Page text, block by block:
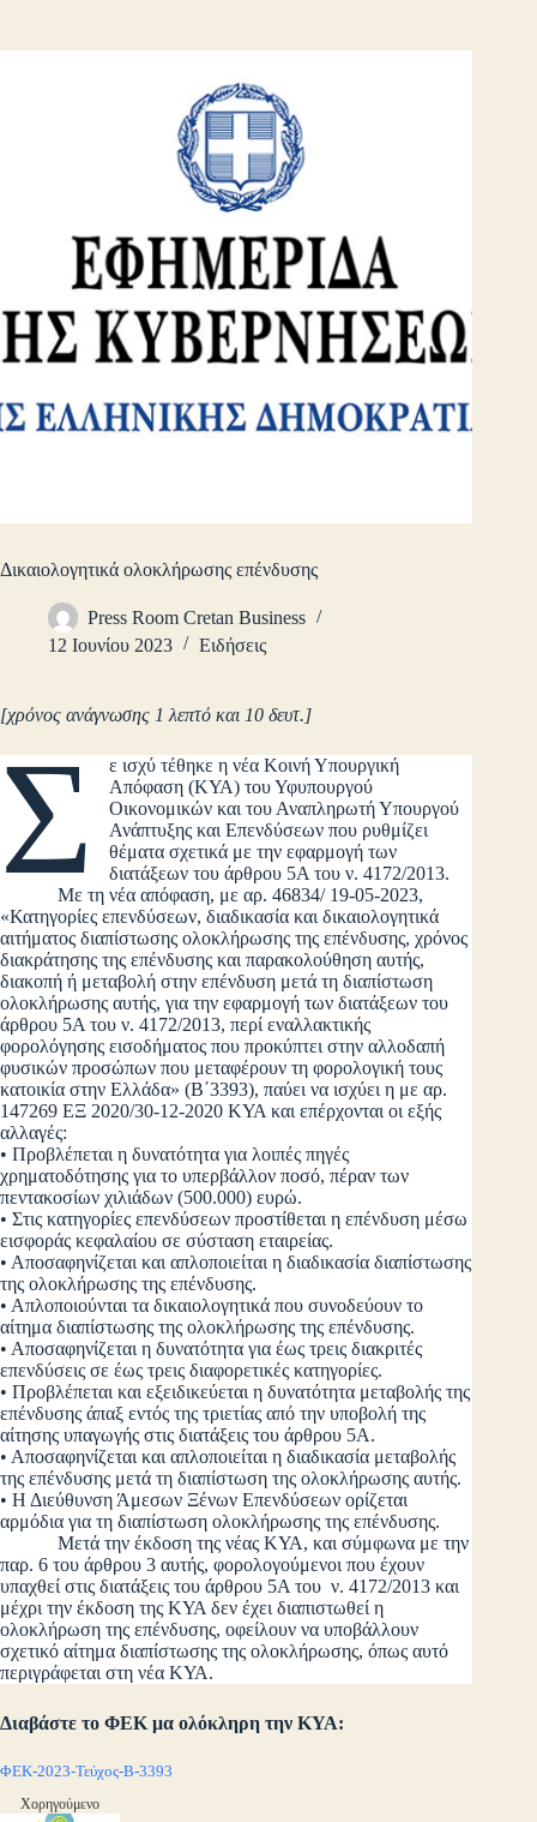
Δικαιολογητικά ολοκλήρωσης επένδυσης
Press Room Cretan Business
12 Ιουνίου 2023
Ειδήσεις
[χρόνος ανάγνωσης 1 λεπτό και 10 δευτ.]
Σ
ε ισχύ τέθηκε η νέα Κοινή Υπουργική
Απόφαση (ΚΥΑ) του Υφυπουργού
Οικονομικών και του Αναπληρωτή Υπουργού
Ανάπτυξης και Επενδύσεων που ρυθμίζει
θέματα σχετικά με την εφαρμογή των
διατάξεων του άρθρου 5Α του ν. 4172/2013.
Με τη νέα απόφαση, με αρ. 46834/ 19-05-2023,
«Κατηγορίες επενδύσεων, διαδικασία και δικαιολογητικά
αιτήματος διαπίστωσης ολοκλήρωσης της επένδυσης, χρόνος
διακράτησης της επένδυσης και παρακολούθηση αυτής,
διακοπή ή μεταβολή στην επένδυση μετά τη διαπίστωση
ολοκλήρωσης αυτής, για την εφαρμογή των διατάξεων του
άρθρου 5Α του ν. 4172/2013, περί εναλλακτικής
φορολόγησης εισοδήματος που προκύπτει στην αλλοδαπή
φυσικών προσώπων που μεταφέρουν τη φορολογική τους
κατοικία στην Ελλάδα» (Β΄3393), παύει να ισχύει η με αρ.
147269 ΕΞ 2020/30-12-2020 ΚΥΑ και επέρχονται οι εξής
αλλαγές:
• Προβλέπεται η δυνατότητα για λοιπές πηγές
χρηματοδότησης για το υπερβάλλον ποσό, πέραν των
πεντακοσίων χιλιάδων (500.000) ευρώ.
• Στις κατηγορίες επενδύσεων προστίθεται η επένδυση μέσω
εισφοράς κεφαλαίου σε σύσταση εταιρείας.
• Αποσαφηνίζεται και απλοποιείται η διαδικασία διαπίστωσης
της ολοκλήρωσης της επένδυσης.
• Απλοποιούνται τα δικαιολογητικά που συνοδεύουν το
αίτημα διαπίστωσης της ολοκλήρωσης της επένδυσης.
• Αποσαφηνίζεται η δυνατότητα για έως τρεις διακριτές
επενδύσεις σε έως τρεις διαφορετικές κατηγορίες.
• Προβλέπεται και εξειδικεύεται η δυνατότητα μεταβολής της
επένδυσης άπαξ εντός της τριετίας από την υποβολή της
αίτησης υπαγωγής στις διατάξεις του άρθρου 5Α.
• Αποσαφηνίζεται και απλοποιείται η διαδικασία μεταβολής
της επένδυσης μετά τη διαπίστωση της ολοκλήρωσης αυτής.
• Η Διεύθυνση Άμεσων Ξένων Επενδύσεων ορίζεται
αρμόδια για τη διαπίστωση ολοκλήρωσης της επένδυσης.
Μετά την έκδοση της νέας ΚΥΑ, και σύμφωνα με την
παρ. 6 του άρθρου 3 αυτής, φορολογούμενοι που έχουν
υπαχθεί στις διατάξεις του άρθρου 5Α του ν. 4172/2013 και
μέχρι την έκδοση της ΚΥΑ δεν έχει διαπιστωθεί η
ολοκλήρωση της επένδυσης, οφείλουν να υποβάλλουν
σχετικό αίτημα διαπίστωσης της ολοκλήρωσης, όπως αυτό
περιγράφεται στη νέα ΚΥΑ.
Διαβάστε το ΦΕΚ μα ολόκληρη την ΚΥΑ:
ΦΕΚ-2023-Τεύχος-Β-3393
Χορηγούμενο